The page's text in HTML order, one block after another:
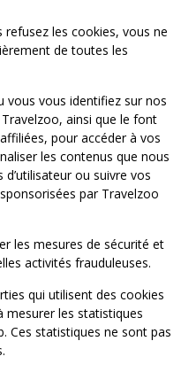
les cookies, vous ne
de toutes les
vous vous identifiez sur nos
ainsi que le font
pour accéder à vos
les contenus que nous
ou suivre vos
par Travelzoo
les mesures de sécurité et
activités frauduleuses.
qui utilisent des cookies
mesurer les statistiques
Ces statistiques ne sont pas